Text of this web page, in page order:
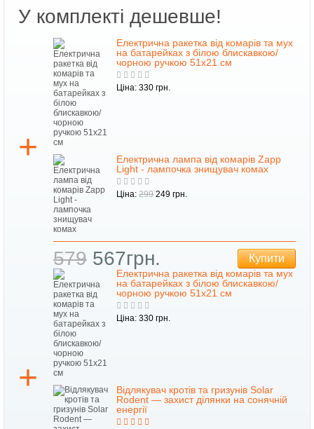
У комплекті дешевше!
Електрична ракетка від комарів та мух
на батарейках з білою блискавкою/
чорною ручкою 51х21 см
Ціна: 330 грн.
Електрична лампа від комарів Zapp
Light - лампочка знищувач комах
Ціна: 299 249 грн.
579 567грн. Купити
Електрична ракетка від комарів та мух
на батарейках з білою блискавкою/
чорною ручкою 51х21 см
Ціна: 330 грн.
Відлякувач кротів та гризунів Solar
Rodent — захист ділянки на сонячній
енергії